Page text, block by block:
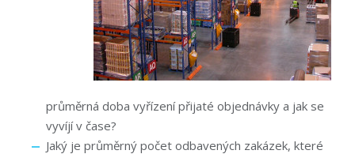
průměrná doba vyřízení přijaté objednávky a jak se
vyvíjí v čase?
Jaký je průměrný počet odbavených zakázek, které